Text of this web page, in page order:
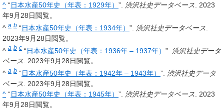
^ “日本水産50年史（年表：1929年） ”. 渋沢社史データベース . 2023
年9月28日閲覧。
^ a b “日本水産50年史（年表：1934年） ”. 渋沢社史データベース
2023年9月28日閲覧。
^ a b c “日本水産50年史（年表：1936年 – 1937年） ”.
渋沢社史データ
ベース. 2023年9月28日閲覧。
^ a b “日本水産50年史（年表：1942年 – 1943年） ”.
渋沢社史データ
ベース . 2023年9月28日閲覧。
^ “日本水産50年史（年表：1945年） ”. 渋沢社史データベース . 2023
年9月28日閲覧。